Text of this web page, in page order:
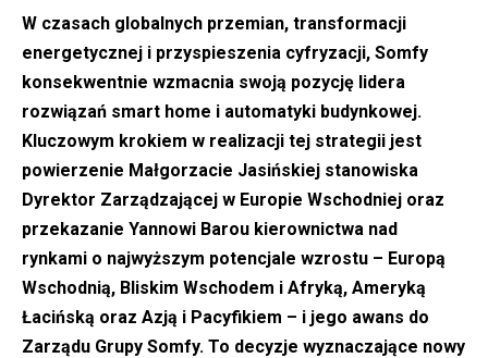
W czasach globalnych przemian, transformacji
energetycznej i przyspieszenia cyfryzacji, Somfy
konsekwentnie wzmacnia swoją pozycję lidera
rozwiązań smart home i automatyki budynkowej.
Kluczowym krokiem w realizacji tej strategii jest
powierzenie Małgorzacie Jasińskiej stanowiska
Dyrektor Zarządzającej w Europie Wschodniej oraz
przekazanie Yannowi Barou kierownictwa nad
rynkami o najwyższym potencjale wzrostu – Europą
Wschodnią, Bliskim Wschodem i Afryką, Ameryką
Łacińską oraz Azją i Pacyfikiem – i jego awans do
Zarządu Grupy Somfy. To decyzje wyznaczające nowy